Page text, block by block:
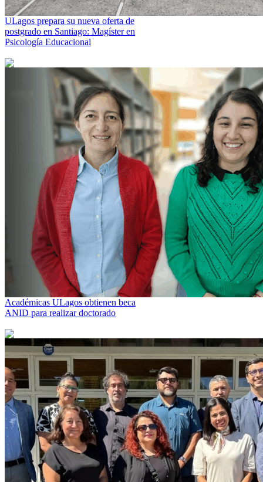
ULagos prepara su nueva oferta de
postgrado en Santiago: Magíster en
Psicología Educacional
Académicas ULagos obtienen beca
ANID para realizar doctorado